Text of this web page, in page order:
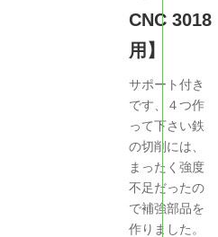
CNC 3018
用】
サポート付き
です、４つ作
って下さい鉄
の切削には、
まったく強度
不足だったの
で補強部品を
作りました。